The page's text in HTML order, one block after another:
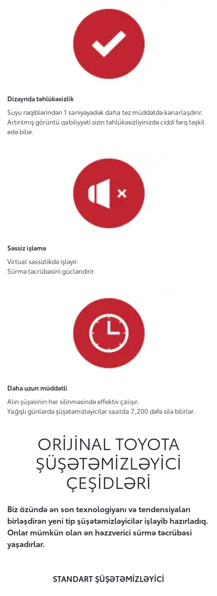
Dizaynda təhlükəsizlik
Suyu rəqiblərindən 1 saniyəyədək daha tez müddətdə kənarlaşdırır.
Artırılmış görüntü qabiliyyəti sizin təhlükəsizliyinizdə ciddi fərq təşkil
edə bilər.
Səssiz işləmə
Virtual səssizlikdə işləyir.
Sürmə təcrübəsini gücləndirir.
Daha uzun müddətli
Alın şüşəsinin hər silinməsində effektiv çalışır.
Yağışlı günlərdə şüşətəmizləyicilər saatda 7,200 dəfə silə bilirlər.
ORIJINAL TOYOTA
ŞÜŞƏTƏMIZLƏYICI
ÇEŞIDLƏRI
Biz özündə ən son texnologiyanı və tendensiyaları
birləşdirən yeni tip şüşətəmizləyicilər işləyib hazırladıq.
Onlar mümkün olan ən həzzverici sürmə təcrübəsi
yaşadırlar.
STANDART ŞÜŞƏTƏMİZLƏYİCİ